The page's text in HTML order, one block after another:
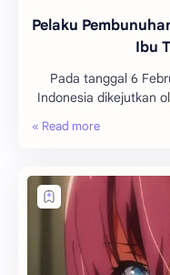
Pelaku
Ibu
Pada tanggal 6
Indonesia dikejutkan